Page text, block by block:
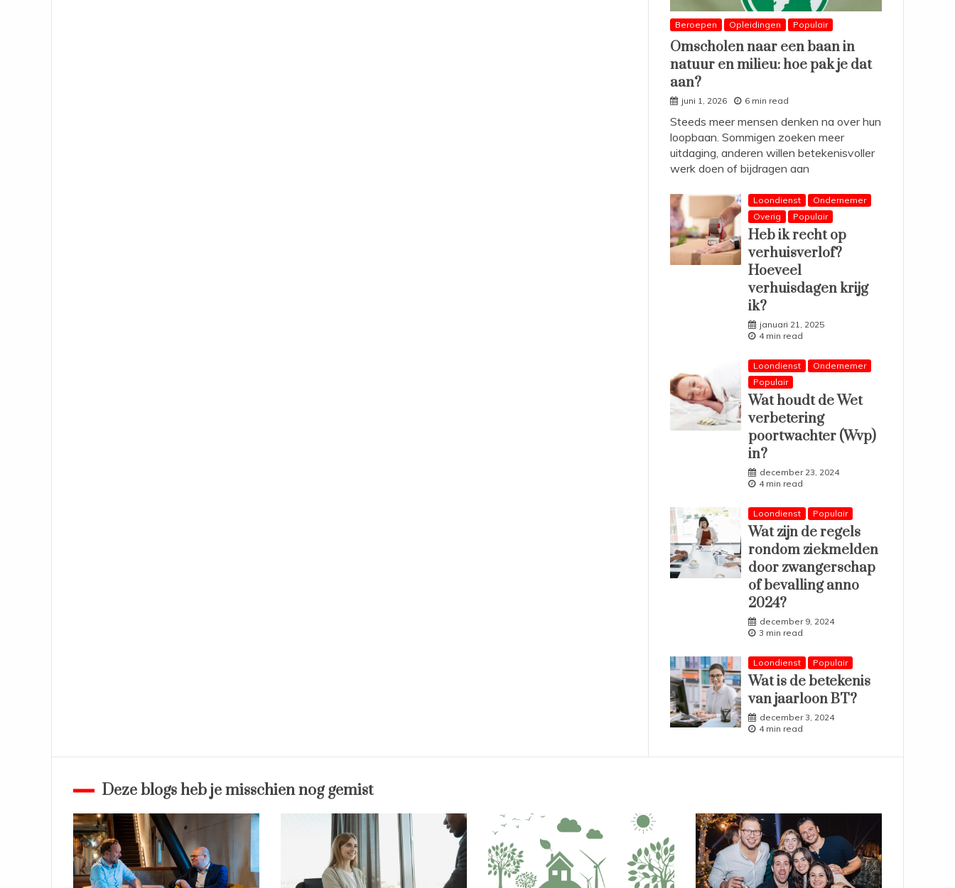
Beroepen Opleidingen Populair
Omscholen naar een baan in
natuur en milieu: hoe pak je dat
aan?
juni 1, 2026 6 min read
Steeds meer mensen denken na over hun
loopbaan. Sommigen zoeken meer
uitdaging, anderen willen betekenisvoller
werk doen of bijdragen aan
Loondienst
Ondernemer
Overig
Populair
Heb ik recht op
verhuisverlof?
Hoeveel
verhuisdagen krijg
ik?
januari 21, 2025
4 min read
Loondienst
Ondernemer
Populair
Wat houdt de Wet
verbetering
poortwachter (Wvp)
in?
december 23, 2024
4 min read
Loondienst Populair
Wat zijn de regels
rondom ziekmelden
door zwangerschap
of bevalling anno
2024?
december 9, 2024
3 min read
Loondienst Populair
Wat is de betekenis
van jaarloon BT?
december 3, 2024
4 min read
Deze blogs heb je misschien nog gemist